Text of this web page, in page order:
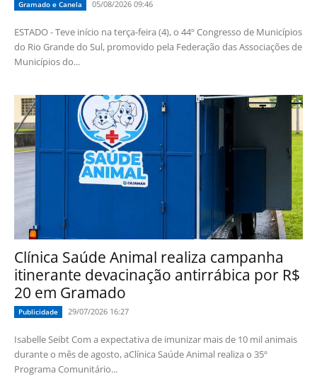
Gramado e Canela 05/08/2026 09:46
ESTADO - Teve início na terça-feira (4), o 44º Congresso de Municípios
do Rio Grande do Sul, promovido pela Federação das Associações de
Municípios do...
Clínica Saúde Animal realiza campanha
itinerante devacinação antirrábica por R$
20 em Gramado
Publicidade 29/07/2026 16:27
Isabelle Seibt Com a expectativa de imunizar mais de 10 mil animais
durante o mês de agosto, aClínica Saúde Animal realiza o 35º
Programa Comunitário...